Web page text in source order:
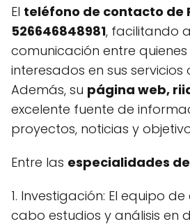
El teléfono de contacto de
526646848981, facilitando
comunicación entre quienes
interesados en sus
Además, su página web,
excelente fuente de
proyectos, noticias y
Entre las especialidades de
1. Investigación: El equipo
cabo estudios y análisis en